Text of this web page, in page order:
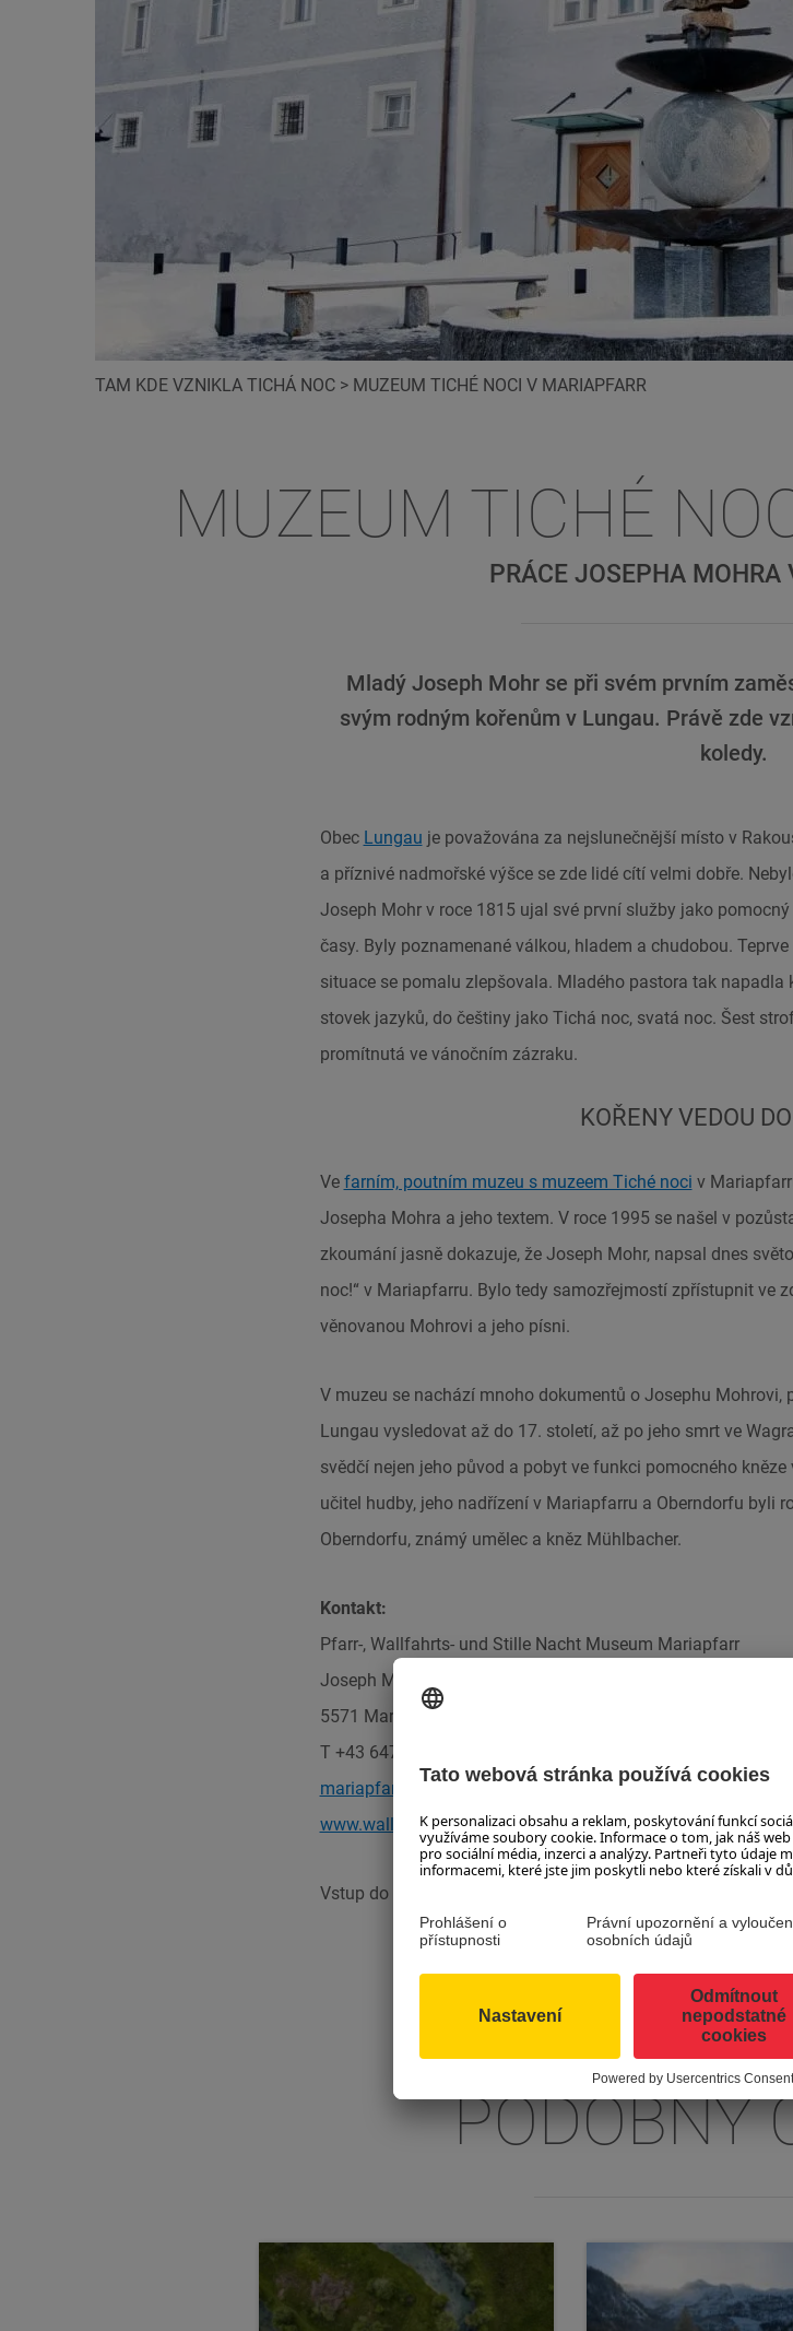
TAM KDE VZNIKLA TICHÁ NOC > MUZEUM TICHÉ NOCI V MARIAPFARR
MUZEUM TICHÉ
PRÁCE JOSEPHA MOHRA
Mladý Joseph Mohr se při svém prvním
svým rodným kořenům v Lungau. Právě zde
koledy.
Obec Lungau je považována za nejslunečnější místo v
a příznivé nadmořské výšce se zde lidé cítí velmi dobře.
Joseph Mohr v roce 1815 ujal své první služby jako
časy. Byly poznamenané válkou, hladem a chudobou.
situace se pomalu zlepšovala. Mladého pastora tak napadla
stovek jazyků, do češtiny jako Tichá noc, svatá noc. Šest
promítnutá ve vánočním zázraku.
KOŘENY VEDOU
Ve farním, poutním muzeu s muzeem Tiché noci v
Josepha Mohra a jeho textem. V roce 1995 se našel v
zkoumání jasně dokazuje, že Joseph Mohr, napsal dnes
noc!“ v Mariapfarru. Bylo tedy samozřejmostí zpřístupnit ve
věnovanou Mohrovi a jeho písni.
V muzeu se nachází mnoho dokumentů o Josephu Mohrovi,
Lungau vysledovat až do 17. století, až po jeho smrt ve
svědčí nejen jeho původ a pobyt ve funkci pomocného
učitel hudby, jeho nadřízení v Mariapfarru a Oberndorfu byli
Oberndorfu, známý umělec a kněz Mühlbacher.
Kontakt:
Pfarr-, Wallfahrts- und Stille Nacht Museum Mariapfarr
Joseph Mohr Platz 1
5571 Mariapfarr
T +43 6473 8766
mariapfarr@tourismuslungau.at
www.wallfahrtsmuseum.at
Vstup do muzea je z Pfarrstraße 19
PODOBNÝ